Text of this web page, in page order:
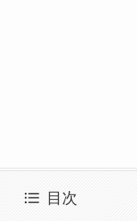
目次